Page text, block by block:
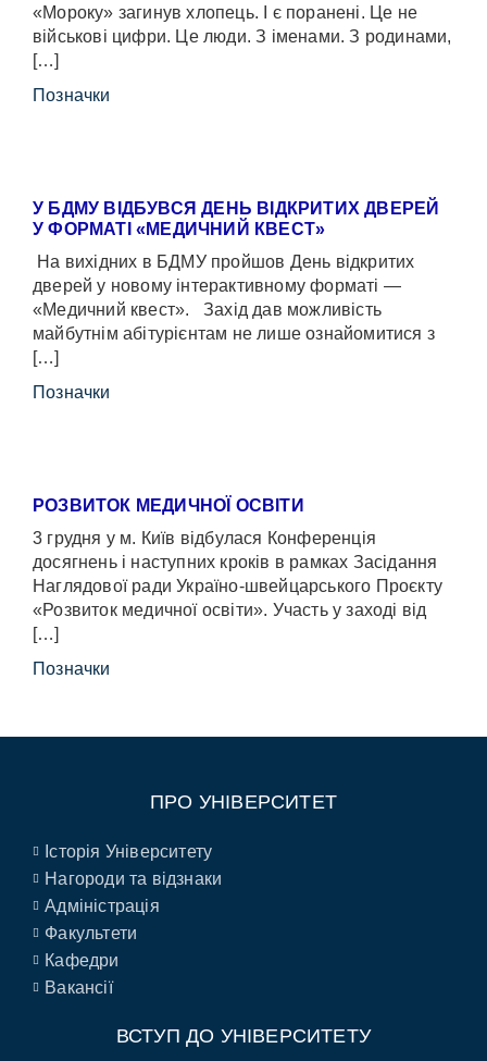
«Мороку» загинув хлопець. І є поранені. Це не
військові цифри. Це люди. З іменами. З родинами,
[…]
Позначки
У БДМУ ВІДБУВСЯ ДЕНЬ ВІДКРИТИХ ДВЕРЕЙ
У ФОРМАТІ «МЕДИЧНИЙ КВЕСТ»
На вихідних в БДМУ пройшов День відкритих
дверей у новому інтерактивному форматі —
«Медичний квест». Захід дав можливість
майбутнім абітурієнтам не лише ознайомитися з
[…]
Позначки
РОЗВИТОК МЕДИЧНОЇ ОСВІТИ
3 грудня у м. Київ відбулася Конференція
досягнень і наступних кроків в рамках Засідання
Наглядової ради Україно-швейцарського Проєкту
«Розвиток медичної освіти». Участь у заході від
[…]
Позначки
ПРО УНІВЕРСИТЕТ
Історія Університету
Нагороди та відзнаки
Адміністрація
Факультети
Кафедри
Вакансії
ВСТУП ДО УНІВЕРСИТЕТУ